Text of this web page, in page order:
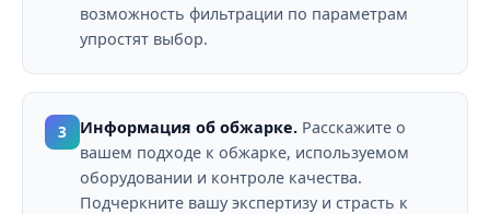
возможность фильтрации по параметрам
упростят выбор.
3 Информация об обжарке. Расскажите о
вашем подходе к обжарке, используемом
оборудовании и контроле качества.
Подчеркните вашу экспертизу и страсть к